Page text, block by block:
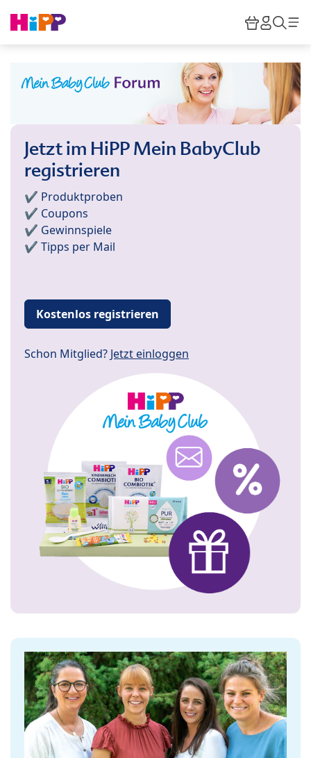
HiPP
Jetzt im HiPP Mein BabyClub
registrieren
✔️ Produktproben
✔️ Coupons
✔️ Gewinnspiele
✔️ Tipps per Mail
Kostenlos registrieren
Schon Mitglied? Jetzt einloggen